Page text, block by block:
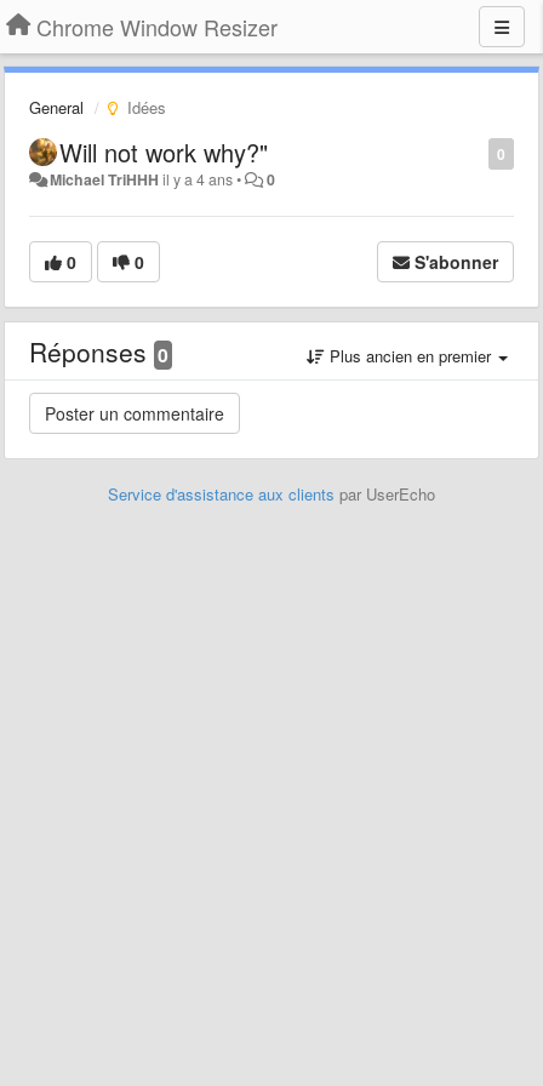
Chrome Window Resizer
General Idées
0
Will not work why?"
Michael TriHHH il y a 4 ans• 0
0 0 S'abonner
Réponses 0 Plus ancien en premier
Service d'assistance aux clients par UserEcho